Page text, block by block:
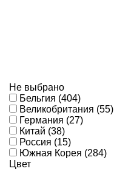
Не выбрано
Бельгия (404)
Великобритания (55)
Германия (27)
Китай (38)
Россия (15)
Южная Корея (284)
Цвет